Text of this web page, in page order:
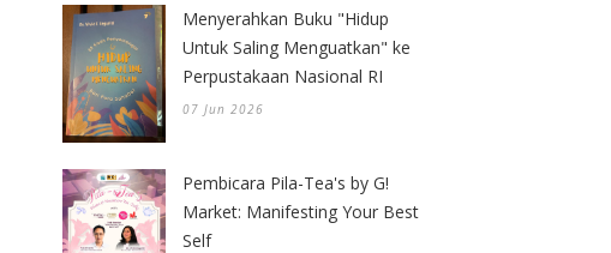
Menyerahkan Buku "Hidup
Untuk Saling Menguatkan" ke
Perpustakaan Nasional RI
07 Jun 2026
Pembicara Pila-Tea's by G!
Market: Manifesting Your Best
Self